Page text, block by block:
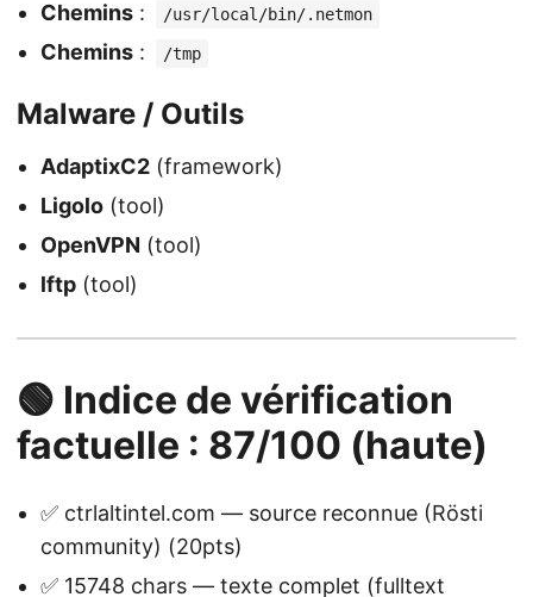
Chemins : /usr/local/bin/.netmon
Chemins : /tmp
Malware / Outils
AdaptixC2 (framework)
Ligolo (tool)
OpenVPN (tool)
lftp (tool)
🟢 Indice de vérification
factuelle : 87/100 (haute)
✅ ctrlaltintel.com — source reconnue (Rösti
community) (20pts)
✅ 15748 chars — texte complet (fulltext